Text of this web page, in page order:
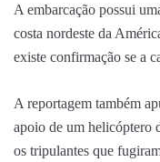
A embarcação possui
costa nordeste da
existe confirmação se a
A reportagem também
apoio de um helicóptero
os tripulantes que